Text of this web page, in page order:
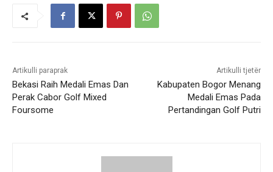
Artikulli paraprak
Bekasi Raih Medali Emas Dan
Perak Cabor Golf Mixed
Foursome
Artikulli tjetër
Kabupaten Bogor Menang
Medali Emas Pada
Pertandingan Golf Putri